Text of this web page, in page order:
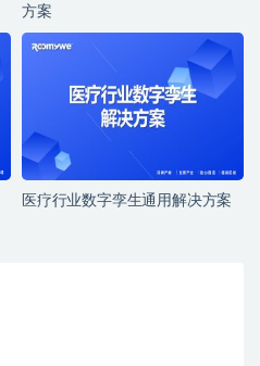
方案
医疗行业数字孪生通用解决方案